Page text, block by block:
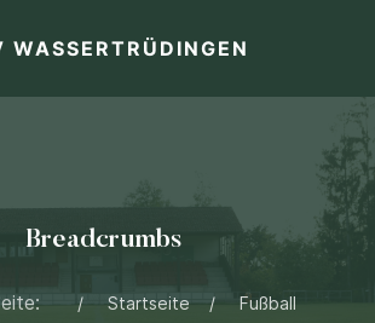
WASSERTRÜDINGEN
Breadcrumbs
Startseite
Fußball